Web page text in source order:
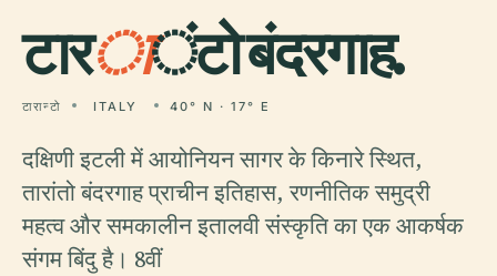
टारांटो बंदरगाह.
टारान्टो ITALY 40° N · 17° E
दक्षिणी इटली में आयोनियन सागर के किनारे स्थित,
तारांतो बंदरगाह प्राचीन इतिहास, रणनीतिक समुद्री
महत्व और समकालीन इतालवी संस्कृति का एक आकर्षक
संगम बिंदु है। 8वीं